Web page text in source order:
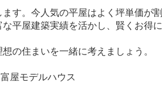
す。今人気の平屋はよく坪単価
平屋建築実績を活かし、賢くお
の住まいを一緒に考えましょう。
屋モデルハウス